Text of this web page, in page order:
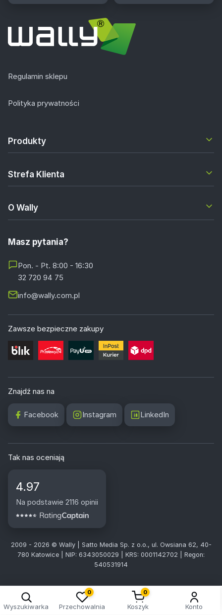
Regulamin sklepu
Polityka prywatności
Produkty
Strefa Klienta
O Wally
Masz pytania?
Pon. - Pt. 8:00 - 16:30
32 720 94 75
info@wally.com.pl
Zawsze bezpieczne zakupy
Znajdź nas na
Facebook Instagram LinkedIn
Tak nas oceniają
4.97
Na podstawie 2116 opinii
2009 - 2026 © Wally | Satto Media Sp. z o.o., ul. Owsiana 62, 40-
780 Katowice | NIP: 6343050029 | KRS: 0001142702 | Regon:
540531914
Wyszukiwarka
0
Przechowalnia
0
Koszyk Konto